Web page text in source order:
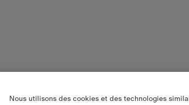
Nous utilisons des cookies et des technologies